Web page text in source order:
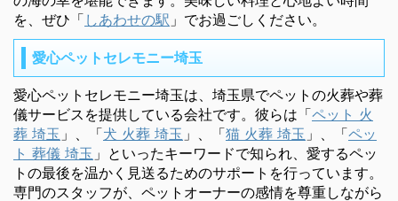
を、ぜひ「 しあわせの駅 」でお過ごしください。
愛心ペットセレモニー埼玉
愛心ペットセレモニー埼玉は、埼玉県でペットの火葬や葬
儀サービスを提供している会社です。彼らは「ペット 火
葬 埼玉 」、「犬 火葬 埼玉 」、「猫 火葬 埼玉 」、「ペッ
ト 葬儀 埼玉 」といったキーワードで知られ、愛するペッ
トの最後を温かく見送るためのサポートを行っています。
専門のスタッフが、ペットオーナーの感情を尊重しながら